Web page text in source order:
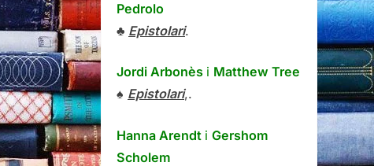
Pedrolo
♣ Epistolari.
Jordi Arbonès i Matthew Tree
♠ Epistolari,.
Hanna Arendt i Gershom
Scholem